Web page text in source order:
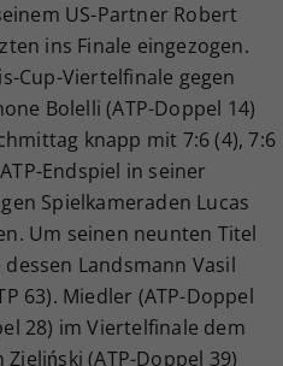
US-Partner Robert
ins Finale eingezogen.
Cup-Viertelfinale gegen
Bolelli (ATP-Doppel 14)
knapp mit 7:6 (4), 7:6
Endspiel in seiner
Spielkameraden Lucas
Um seinen neunten Titel
Landsmann Vasil
63). Miedler (ATP-Doppel
28) im Viertelfinale dem
(ATP-Doppel 39)